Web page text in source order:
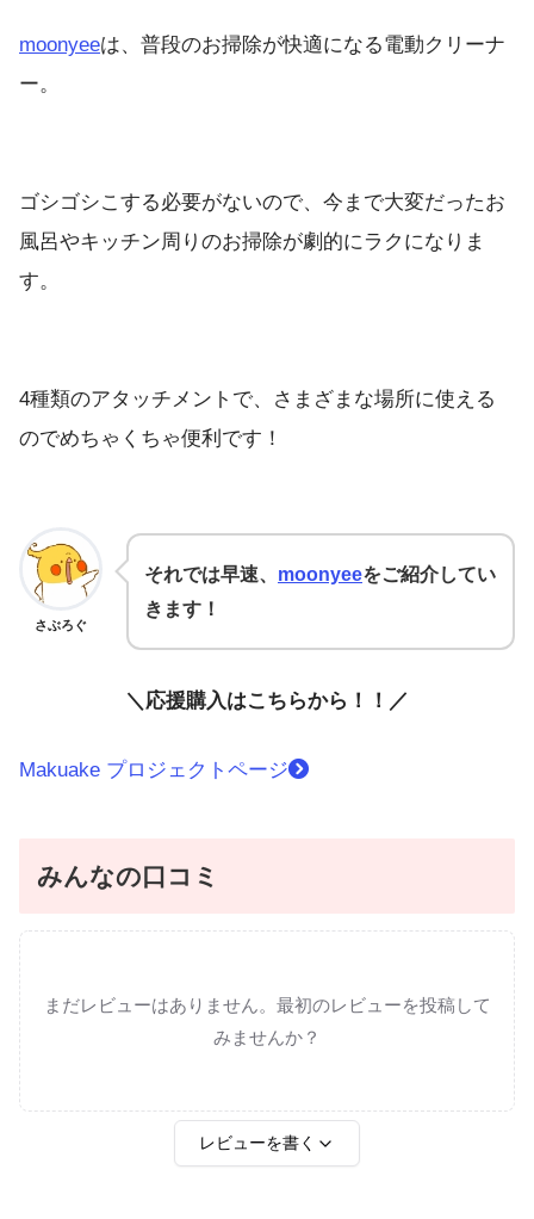
moonyeeは、普段のお掃除が快適になる電動クリーナ
ー。
ゴシゴシこする必要がないので、今まで大変だったお
風呂やキッチン周りのお掃除が劇的にラクになりま
す。
4種類のアタッチメントで、さまざまな場所に使える
のでめちゃくちゃ便利です！
さぶろぐ
それでは早速、 moonyeeをご紹介してい
きます！
＼応援購入はこちらから！！／
Makuake プロジェクトページ
みんなの口コミ
まだレビューはありません。最初のレビューを投稿して
みませんか？
レビューを書く